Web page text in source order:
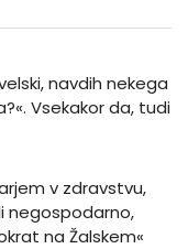
navdih nekega
Vsekakor da, tudi
v zdravstvu,
negospodarno,
na Žalskem«